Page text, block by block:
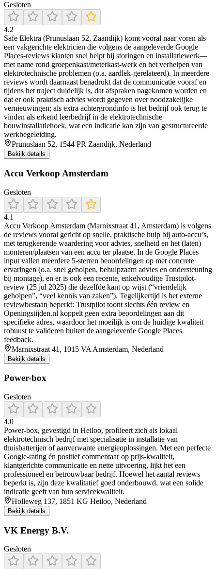
Gesloten
4.2
Safe Elektra (Prunuslaan 52, Zaandijk) komt vooral naar voren als
een vakgerichte elektricien die volgens de aangeleverde Google
Places-reviews klanten snel helpt bij storingen en installatiewerk—
met name rond groepenkast/meterkast-werk en het verhelpen van
elektrotechnische problemen (o.a. aardlek-gerelateerd). In meerdere
reviews wordt daarnaast benadrukt dat de communicatie vooraf en
tijdens het traject duidelijk is, dat afspraken nagekomen worden en
dat er ook praktisch advies wordt gegeven over noodzakelijke
vernieuwingen; als extra achtergrondinfo is het bedrijf ook terug te
vinden als erkend leerbedrijf in de elektrotechnische
bouwinstallatiehoek, wat een indicatie kan zijn van gestructureerde
werkbegeleiding.
Prunuslaan 52, 1544 PR Zaandijk, Nederland
Bekijk details
Accu Verkoop Amsterdam
Gesloten
4.1
Accu Verkoop Amsterdam (Marnixstraat 41, Amsterdam) is volgens
de reviews vooral gericht op snelle, praktische hulp bij auto-accu’s,
met terugkerende waardering voor advies, snelheid en het (laten)
monteren/plaatsen van een accu ter plaatse. In de Google Places
input vallen meerdere 5-sterren beoordelingen op met concrete
ervaringen (o.a. snel geholpen, behulpzaam advies en ondersteuning
bij montage), en er is ook een recente, enkelvoudige Trustpilot-
review (25 jul 2025) die dezelfde kant op wijst (“vriendelijk
geholpen”, “veel kennis van zaken”). Tegelijkertijd is het externe
reviewbestaan beperkt: Trustpilot toont slechts één review en
Openingstijden.nl koppelt geen extra beoordelingen aan dit
specifieke adres, waardoor het moeilijk is om de huidige kwaliteit
robuust te valideren buiten de aangeleverde Google Places
feedback.
Marnixstraat 41, 1015 VA Amsterdam, Nederland
Bekijk details
Power-box
Gesloten
4.0
Power‑box, gevestigd in Heiloo, profileert zich als lokaal
elektrotechnisch bedrijf met specialisatie in installatie van
thuisbatterijen of aanverwante energieoplossingen. Met een perfecte
Google‑rating én positief commentaar op prijs‑kwaliteit,
klantgerichte communicatie en nette uitvoering, lijkt het een
professioneel en betrouwbaar bedrijf. Hoewel het aantal reviews
beperkt is, zijn deze kwalitatief goed onderbouwd, wat een solide
indicatie geeft van hun servicekwaliteit.
Holleweg 137, 1851 KG Heiloo, Nederland
Bekijk details
VK Energy B.V.
Gesloten